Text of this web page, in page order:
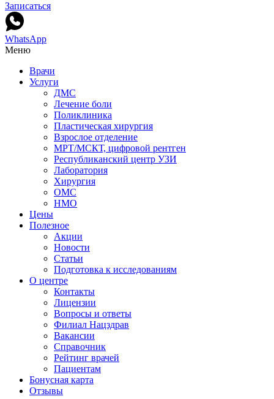
Записаться
WhatsApp
Меню
Врачи
Услуги
ДМС
Лечение боли
Поликлиника
Пластическая хирургия
Взрослое отделение
МРТ/МСКТ, цифровой рентген
Республиканский центр УЗИ
Лаборатория
Хирургия
ОМС
НМО
Цены
Полезное
Акции
Новости
Статьи
Подготовка к исследованиям
О центре
Контакты
Лицензии
Вопросы и ответы
Филиал Нацздрав
Вакансии
Справочник
Рейтинг врачей
Пациентам
Бонусная карта
Отзывы